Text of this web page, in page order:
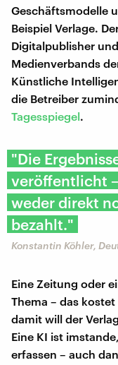
Geschäftsmodelle
Beispiel Verlage.
Digitalpublisher
Medienverbands
Künstliche
die Betreiber
Tagesspiegel.
"Die
veröffentlicht
weder direkt
bezahlt."
Konstantin Köhler,
Eine Zeitung oder
Thema – das
damit will der
Eine KI ist
erfassen – auch